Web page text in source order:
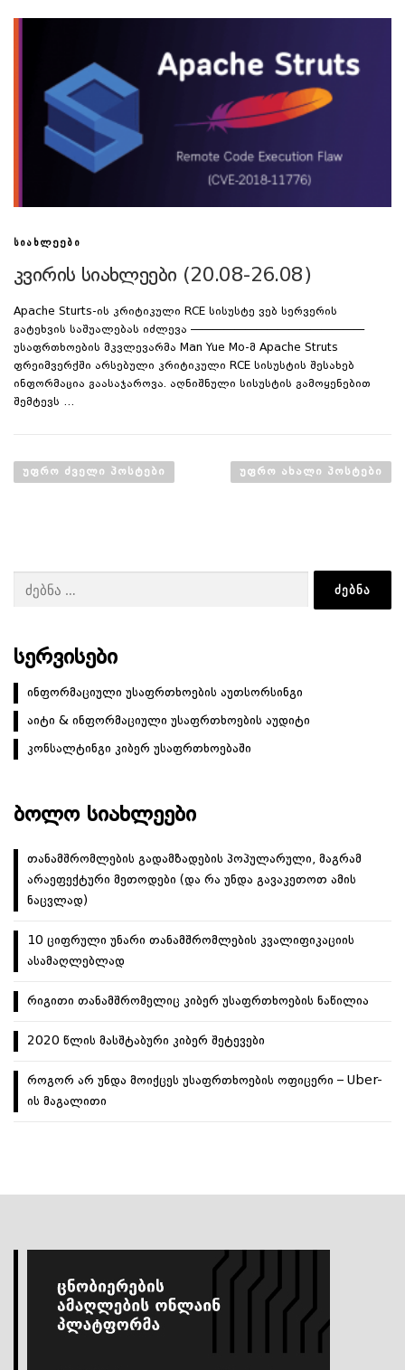
ᲡᲘᲐᲮᲚᲔᲔᲑᲘ
კვირის სიახლეები (20.08-26.08)
Apache Sturts-ის კრიტიკული RCE სისუსტე ვებ სერვერის
გატეხვის საშუალებას იძლევა ————————————————
უსაფრთხოების მკვლევარმა Man Yue Mo-მ Apache Struts
ფრეიმვერქში არსებული კრიტიკული RCE სისუსტის შესახებ
ინფორმაცია გაასაჯაროვა. აღნიშნული სისუსტის გამოყენებით
შემტევს …
ო
ა
ვ
ი
გ
ა
ᲣᲤᲠᲝ ᲫᲕᲔᲚᲘ ᲞᲝᲡᲢᲔᲑᲘ ᲣᲤᲠᲝ ᲐᲮᲐᲚᲘ ᲞᲝᲡᲢᲔᲑᲘ
ᲡᲔᲠᲕᲘᲡᲔᲑᲘ
ინფორმაციული უსაფრთხოების აუთსორსინგი
აიტი & ინფორმაციული უსაფრთხოების აუდიტი
კონსალტინგი კიბერ უსაფრთხოებაში
ᲑᲝᲚᲝ ᲡᲘᲐᲮᲚᲔᲔᲑᲘ
თანამშრომლების გადამზადების პოპულარული, მაგრამ
არაეფექტური მეთოდები (და რა უნდა გავაკეთოთ ამის
ნაცვლად)
10 ციფრული უნარი თანამშრომლების კვალიფიკაციის
ასამაღლებლად
რიგითი თანამშრომელიც კიბერ უსაფრთხოების ნაწილია
2020 წლის მასშტაბური კიბერ შეტევები
როგორ არ უნდა მოიქცეს უსაფრთხოების ოფიცერი – Uber-
ის მაგალითი